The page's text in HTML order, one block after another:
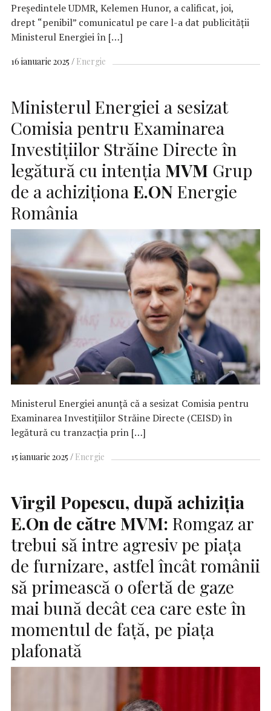
Preşedintele UDMR, Kelemen Hunor, a calificat, joi,
drept “penibil” comunicatul pe care l-a dat publicităţii
Ministerul Energiei în […]
16 ianuarie 2025 Energie
Ministerul Energiei a sesizat
Comisia pentru Examinarea
Investițiilor Străine Directe în
legătură cu intenția MVM Grup
de a achiziționa E.ON Energie
România
Ministerul Energiei anunță că a sesizat Comisia pentru
Examinarea Investițiilor Străine Directe (CEISD) în
legătură cu tranzacția prin […]
15 ianuarie 2025 Energie
Virgil Popescu, după achiziția
E.On de către MVM: Romgaz ar
trebui să intre agresiv pe piața
de furnizare, astfel încât românii
să primească o ofertă de gaze
mai bună decât cea care este în
momentul de față, pe piața
plafonată